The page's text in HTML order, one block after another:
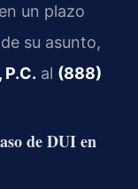
un plazo
su asunto,
P.C. al (888)
de DUI en